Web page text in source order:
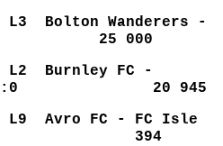
Bolton Wanderers -
0:0 25 000
Burnley FC -
3:0 20 945
Avro FC - FC Isle
394